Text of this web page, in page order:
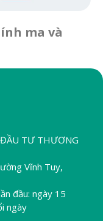
ma và
ĐẦU TƯ THƯƠNG
Vĩnh Tuy,
đầu: ngày 15
ngày